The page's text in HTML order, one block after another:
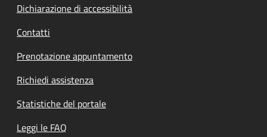
Dichiarazione di accessibilità
Contatti
Prenotazione appuntamento
Richiedi assistenza
Statistiche del portale
Leggi le FAQ